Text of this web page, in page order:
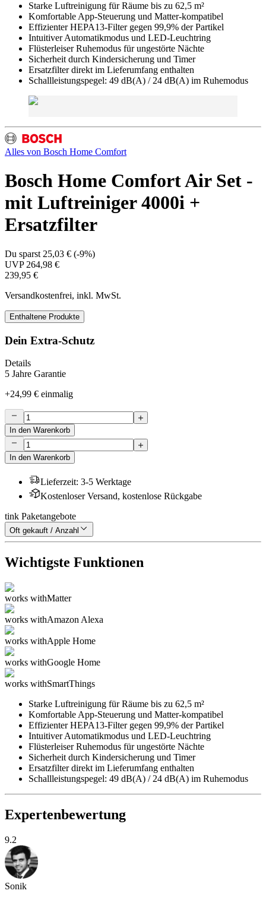
Starke Luftreinigung für Räume bis zu 62,5 m²
Komfortable App-Steuerung und Matter-kompatibel
Effizienter HEPA13-Filter gegen 99,9% der Partikel
Intuitiver Automatikmodus und LED-Leuchtring
Flüsterleiser Ruhemodus für ungestörte Nächte
Sicherheit durch Kindersicherung und Timer
Ersatzfilter direkt im Lieferumfang enthalten
Schallleistungspegel: 49 dB(A) / 24 dB(A) im Ruhemodus
Alles von Bosch Home Comfort
Bosch Home Comfort Air Set -
mit Luftreiniger 4000i +
Ersatzfilter
Du sparst 25,03 € (-9%)
UVP 264,98 €
239,95 €
Versandkostenfrei, inkl. MwSt.
Enthaltene Produkte
Dein Extra-Schutz
Details
5 Jahre Garantie
+24,99 € einmalig
In den Warenkorb
In den Warenkorb
Lieferzeit: 3-5 Werktage
Kostenloser Versand, kostenlose Rückgabe
tink Paketangebote
Oft gekauft / Anzahl
Wichtigste Funktionen
works withMatter
works withAmazon Alexa
works withApple Home
works withGoogle Home
works withSmartThings
Starke Luftreinigung für Räume bis zu 62,5 m²
Komfortable App-Steuerung und Matter-kompatibel
Effizienter HEPA13-Filter gegen 99,9% der Partikel
Intuitiver Automatikmodus und LED-Leuchtring
Flüsterleiser Ruhemodus für ungestörte Nächte
Sicherheit durch Kindersicherung und Timer
Ersatzfilter direkt im Lieferumfang enthalten
Schallleistungspegel: 49 dB(A) / 24 dB(A) im Ruhemodus
Expertenbewertung
9.2
Sonik